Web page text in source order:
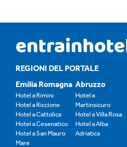
REGIONI DEL PORTALE
Emilia Romagna
Hotel a Rimini
Hotel a Riccione
Hotel a Cattolica
Hotel a Cesenatico
Hotel a San Mauro
Mare
Abruzzo
Hotel a
Martinsicuro
Hotel a Villa Rosa
Hotel a Alba
Adriatica